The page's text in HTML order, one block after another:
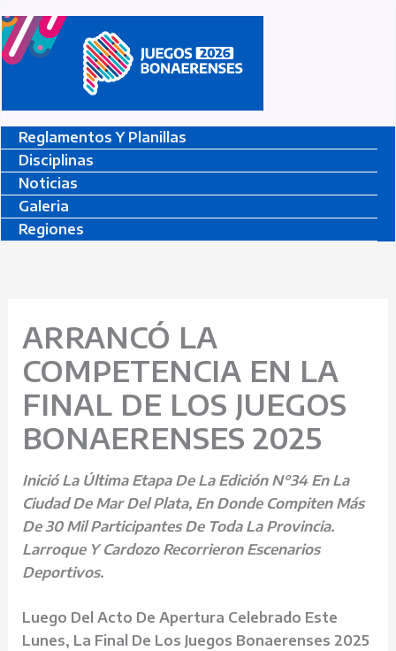
Al
Contenido
Reglamentos Y Planillas
Disciplinas
Noticias
Galeria
Regiones
ARRANCÓ LA
COMPETENCIA EN LA
FINAL DE LOS JUEGOS
BONAERENSES 2025
Inició La Última Etapa De La Edición N°34 En La
Ciudad De Mar Del Plata, En Donde Compiten Más
De 30 Mil Participantes De Toda La Provincia.
Larroque Y Cardozo Recorrieron Escenarios
Deportivos.
Luego Del Acto De Apertura Celebrado Este
Lunes, La Final De Los Juegos Bonaerenses 2025